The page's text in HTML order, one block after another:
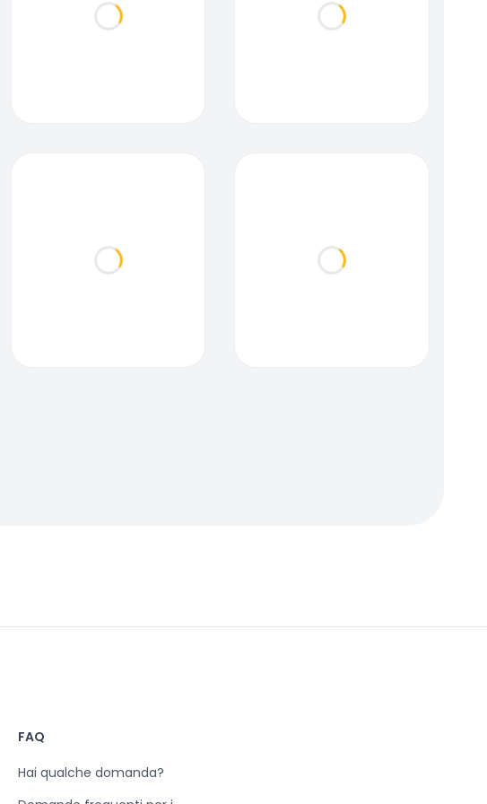
Loading... Loading...
Loading... Loading...
FAQ
Hai qualche domanda?